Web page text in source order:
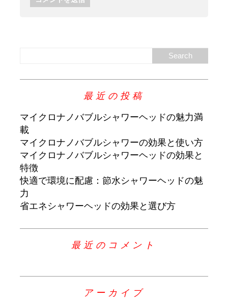
最近の投稿
マイクロナノバブルシャワーヘッドの魅力満
載
マイクロナノバブルシャワーの効果と使い方
マイクロナノバブルシャワーヘッドの効果と
特徴
快適で環境に配慮：節水シャワーヘッドの魅
力
省エネシャワーヘッドの効果と選び方
最近のコメント
アーカイブ